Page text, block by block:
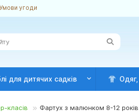
Умови угоди
для дитячих садків Одяг,
класів Фартух з малюнком 8-12 років